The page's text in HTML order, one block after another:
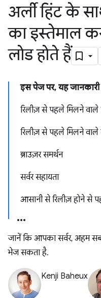
अर्ली हिंट के
का इस्तेमाल
लोड होते हैं
इस पेज पर, यह
रिलीज़ से पहले मिलने वाले
रिलीज़ से पहले मिलने वाले
ब्राउज़र समर्थन
सर्वर सहायता
आसानी से रिलीज़ होने से
जानें कि आपका सर्वर, अहम
भेज सकता है.
Kenji Baheux